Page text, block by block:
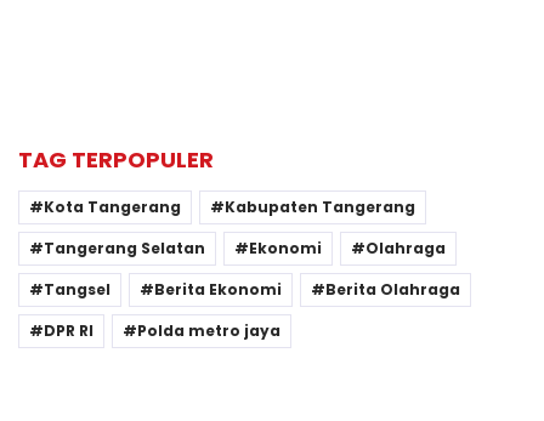
TAG TERPOPULER
Kota Tangerang
Kabupaten Tangerang
Tangerang Selatan
Ekonomi
Olahraga
Tangsel
Berita Ekonomi
Berita Olahraga
DPR RI
Polda metro jaya